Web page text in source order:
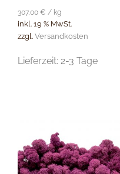
307,00 € / kg
inkl. 19 % MwSt.
zzgl. Versandkosten
Lieferzeit: 2-3 Tage